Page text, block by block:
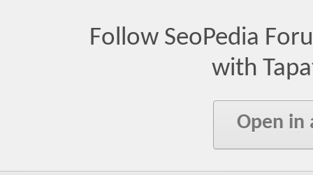
Follow SeoPedia
with
Open in